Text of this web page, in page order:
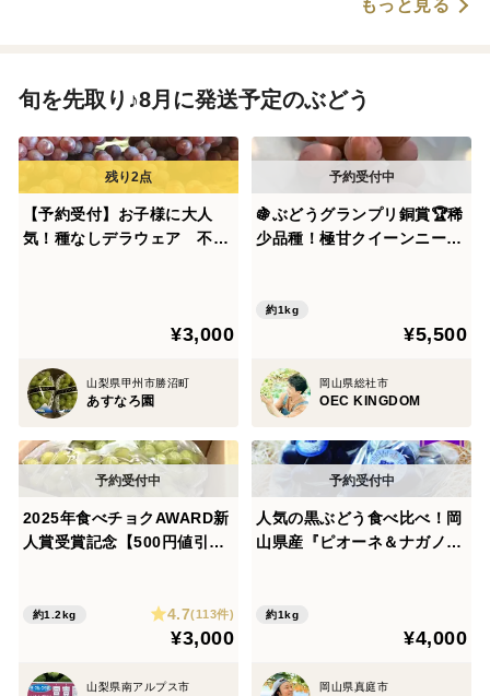
もっと見る
旬を先取り♪8月に発送予定のぶどう
【予約受付】お子様に大人
気！種なしデラウェア 不動
¥3,000
山梨県甲州市勝沼町
あすなろ園
🍇ぶどうグランプリ銅賞🏆稀
少品種！極甘クイーンニーナ
約1kg
¥5,500
岡山県総社市
OEC KINGDOM
2025年食べチョクAWARD新
人賞受賞記念【500円値引
あり】美味しい食べ方や保存
の仕方を同封します!
約1.2kg 4.7(113件)
¥3,000
山梨県南アルプス市
人気の黒ぶどう食べ比べ！岡
山県産『ピオーネ＆ナガノパ
約1kg
¥4,000
岡山県真庭市